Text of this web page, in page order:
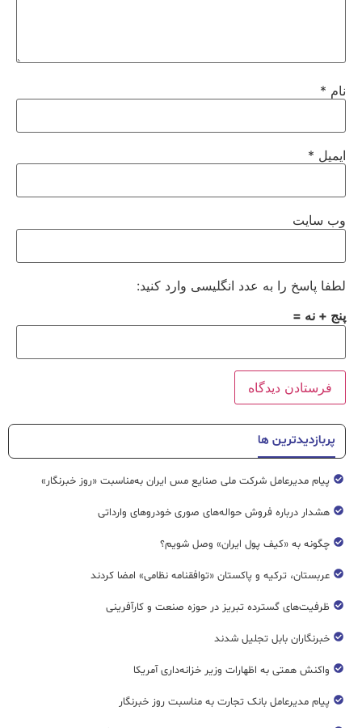
نام *
ایمیل *
وب‌ سایت
لطفا پاسخ را به عدد انگلیسی وارد کنید:
پنج + نه =
پربازدیدترین ها
پیام مدیرعامل شرکت ملی صنایع مس ایران به‌مناسبت «روز خبرنگار»
هشدار درباره فروش حواله‌های صوری خودروهای وارداتی
چگونه به «کیف پول ایران» وصل شویم؟
عربستان، ترکیه و پاکستان «توافقنامه نظامی» امضا کردند
ظرفیت‌های گسترده‌ تبریز در حوزه صنعت و کارآفرینی
خبرنگاران بابل تجلیل شدند
واکنش همتی به اظهارات وزیر خزانه‌داری آمریکا
پیام مدیرعامل بانک تجارت به مناسبت روز خبرنگار